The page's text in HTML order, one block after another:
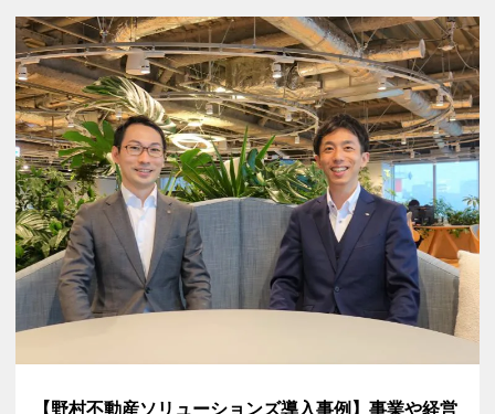
【野村不動産ソリューションズ導入事例】事業や経営